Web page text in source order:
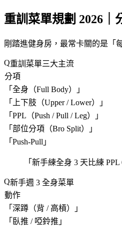
重訓菜單規劃 2026｜
剛踏進健身房，最常卡關的是「
重訓菜單三大主流
分項
「 全身（Full Body） 」
「
上下肢（Upper / Lower） 」
「 PPL（Push / Pull / Leg） 」
「 部位分項（Bro Split） 」
「 Push-Pull 」
「 新手練全身 3 天比練 PPL
新手週 3 全身菜單
動作
「 深蹲（背 / 高槓） 」
「 臥推 / 啞鈴推 」